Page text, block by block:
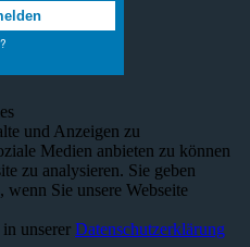
und Anzeigen zu
Medien anbieten zu können
zu analysieren. Sie geben
Sie unsere Webseite
unserer Datenschutzerklärung